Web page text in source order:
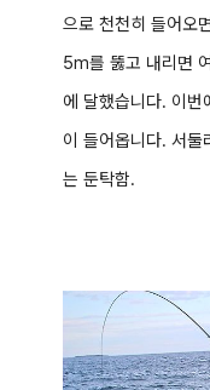
으로 천천히 들어오
5m를 뚫고 내리면
에 달했습니다. 이번
이 들어옵니다. 서둘
는 둔탁함.